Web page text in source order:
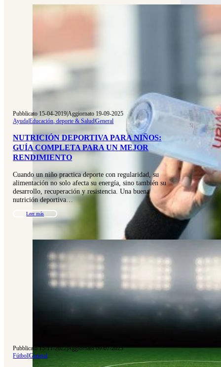
Pubblicato 15-04-2019|Aggiornato 19-09-2025
Ayuda|Educación, deporte & Salud|General
NUTRICIÓN DEPORTIVA PARA NIÑOS:
GUÍA COMPLETA PARA UN MEJOR
RENDIMIENTO
Cuando un niño practica deporte con regularidad, su
alimentación no solo afecta su energía, sino también su
desarrollo, recuperación y resistencia. Una buena
nutrición deportiva…
Leer más
Pubblicato 15-11-2022|Aggiornato 09-07-2025
Fútbol|General